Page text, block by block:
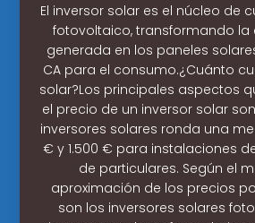
El inversor solar es el núcleo de
fotovoltaico, transformando la
generada en los paneles
CA para el consumo.¿Cuánto
solar?Los principales aspectos
el precio de un inversor solar
inversores solares ronda una
€ y 1.500 € para instalaciones
de particulares. Según el
aproximación de los precios
son los inversores solares